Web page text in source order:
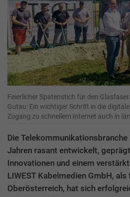
Feierlicher Spatenstich für den
Gutau: Ein wichtiger Schritt in die
Zugang zu schnellem Internet auch in
Die
Jahren rasant entwickelt,
Innovationen und einem
LIWEST Kabelmedien GmbH,
Oberösterreich, hat sich